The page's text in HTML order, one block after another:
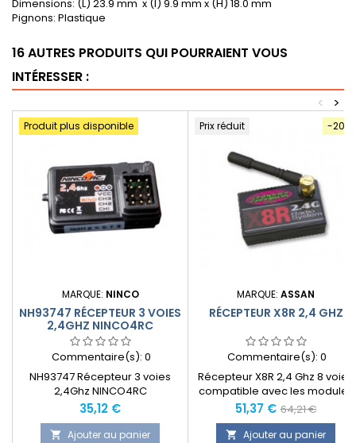
Dimensions: (L) 23.9 mm x (l) 9.9 mm x (H) 18.0 mm
Pignons: Plastique
16 AUTRES PRODUITS QUI POURRAIENT VOUS
INTÉRESSER :
>
<
Produit plus disponible
MARQUE: NINCO
NH93747 RÉCEPTEUR 3 VOIES
2,4GHZ NINCO4RC
Commentaire(s): 0
NH93747 Récepteur 3 voies
2,4Ghz NINCO4RC
Prix
35,12 €
 Ajouter au panier
-20%
Prix réduit
MARQUE: ASSAN
RÉCEPTEUR X8R 2,4 GHZ
Commentaire(s): 0
Récepteur X8R 2,4 Ghz 8 voies
compatible avec les modules
HF 2,4 Ghz ASSAN/Jamara
066090 et 066091.
Prix
51,37 € Prix
normal
64,21 €
 Ajouter au panier